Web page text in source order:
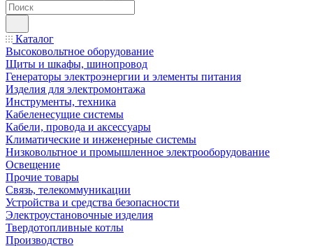
Каталог
Высоковольтное оборудование
Щиты и шкафы, шинопровод
Генераторы электроэнергии и элементы питания
Изделия для электромонтажа
Инструменты, техника
Кабеленесущие системы
Кабели, провода и аксессуары
Климатические и инженерные системы
Низковольтное и промышленное электрооборудование
Освещение
Прочие товары
Связь, телекоммуникации
Устройства и средства безопасности
Электроустановочные изделия
Твердотопливные котлы
Производство